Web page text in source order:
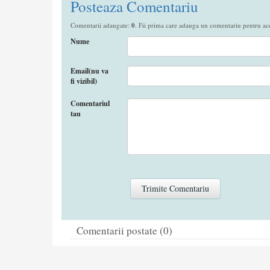
Posteaza Comentariu
Comentarii adaugate: 0. Fii prima care adauga un comentariu pentru
Nume
Email(nu va
fi vizibil)
Comentariul
tau
Comentarii postate (0)